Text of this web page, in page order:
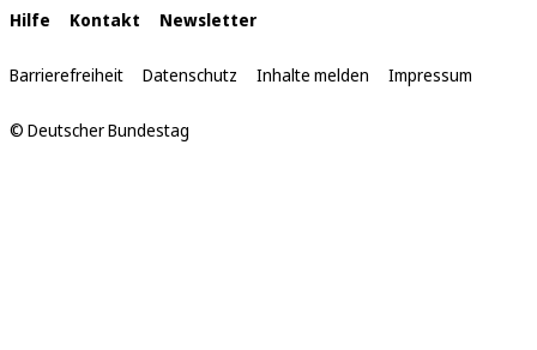
Interne
Links
Hilfe Kontakt Newsletter
Barrierefreiheit Datenschutz Inhalte melden Impressum
© Deutscher Bundestag